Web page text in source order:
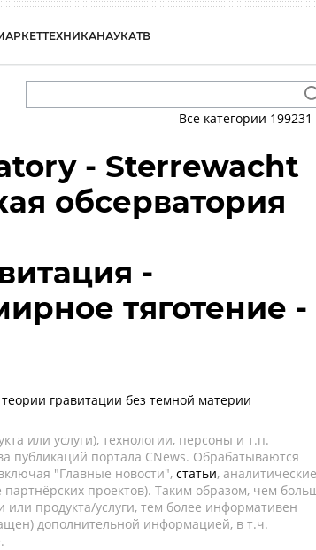
ТЕХНИКАНАУКАТВ
Все категории 199231
- Sterrewacht
обсерватория
-
тяготение -
гравитации без темной материи
или услуги), технологии, персоны и т.п.
публикаций портала CNews. Обрабатываются
"Главные новости", статьи, аналитические
проектов). Таким образом, чем
продукта/услуги, тем более информативен
дополнительной информацией, в т.ч.